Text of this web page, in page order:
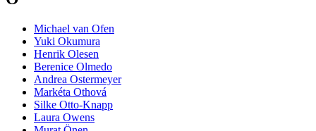
Michael van Ofen
Yuki Okumura
Henrik Olesen
Berenice Olmedo
Andrea Ostermeyer
Markéta Othová
Silke Otto-Knapp
Laura Owens